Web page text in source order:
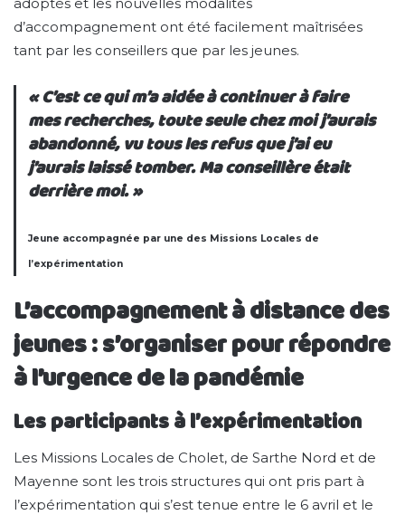
d’accompagnement ont été facilement maîtrisées
tant par les conseillers que par les jeunes.
« C’est ce qui m’a aidée à continuer à faire
mes recherches, toute seule chez moi j’aurais
abandonné, vu tous les refus que j’ai eu
j’aurais laissé tomber. Ma conseillère était
derrière moi. »
Jeune accompagnée par une des Missions Locales de
l’expérimentation
L’accompagnement à distance des
jeunes : s’organiser pour répondre
à l’urgence de la pandémie
Les participants à l’expérimentation
Les Missions Locales de Cholet, de Sarthe Nord et de
Mayenne sont les trois structures qui ont pris part à
l’expérimentation qui s’est tenue entre le 6 avril et le